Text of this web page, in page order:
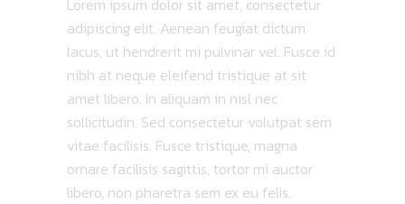
Lorem ipsum dolor sit amet, consectetur
adipiscing elit. Aenean feugiat dictum
lacus, ut hendrerit mi pulvinar vel. Fusce id
nibh at neque eleifend tristique at sit
amet libero. In aliquam in nisl nec
sollicitudin. Sed consectetur volutpat sem
vitae facilisis. Fusce tristique, magna
ornare facilisis sagittis, tortor mi auctor
libero, non pharetra sem ex eu felis.